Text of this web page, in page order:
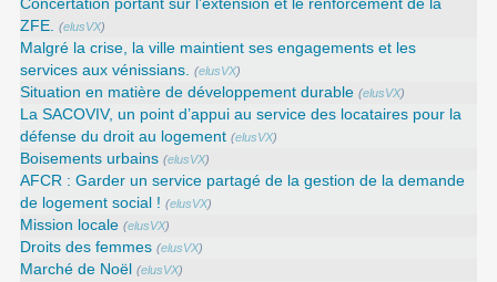
Concertation portant sur l’extension et le renforcement de la
ZFE. (elusVX)
Malgré la crise, la ville maintient ses engagements et les
services aux vénissians. (elusVX)
Situation en matière de développement durable (elusVX)
La SACOVIV, un point d’appui au service des locataires pour la
défense du droit au logement (elusVX)
Boisements urbains (elusVX)
AFCR : Garder un service partagé de la gestion de la demande
de logement social ! (elusVX)
Mission locale (elusVX)
Droits des femmes (elusVX)
Marché de Noël (elusVX)